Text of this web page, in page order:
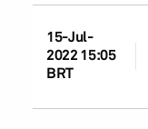
15-Jul-
2022 15:05
BRT